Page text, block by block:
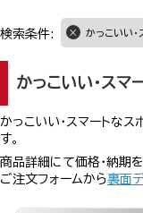
検索条件: かっこいい・
かっこいい・スマ
かっこいい・スマートな
す。
商品詳細にて価格・納期
ご注文フォームから裏面